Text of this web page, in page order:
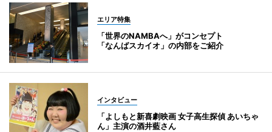
エリア特集
「世界のNAMBAへ」がコンセプト
「なんばスカイオ」の内部をご紹介
インタビュー
「よしもと新喜劇映画 女子高生探偵 あいちゃ
ん」主演の酒井藍さん